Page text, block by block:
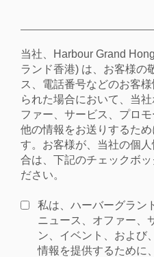
当社、Harbour Grand
ランド香港) は、お客様の
ス、電話番号などのお客
られた場合において、当
ファー、サービス、プロ
他の情報をお送りするた
す。お客様が、当社の個
合は、下記のチェックボ
ださい。
私は、ハーバーグラン
ニュース、オファー、
ン、イベント、および
情報を提供するために